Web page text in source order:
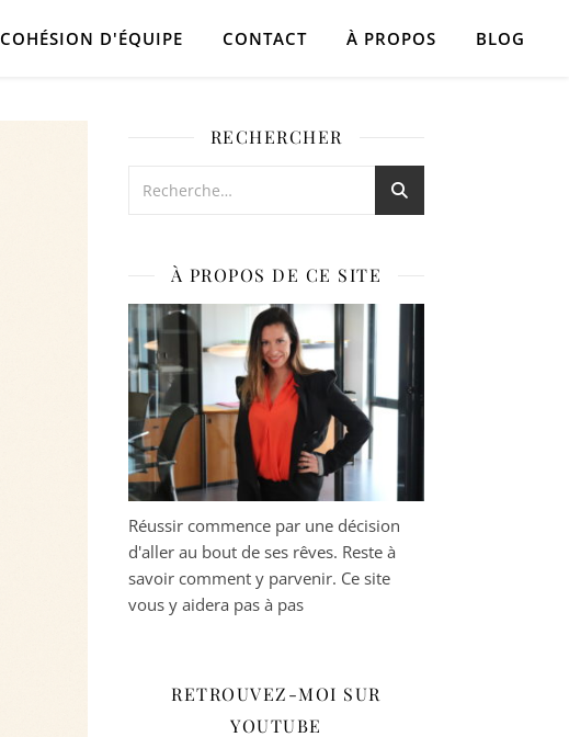
COHÉSION D'ÉQUIPE CONTACT À PROPOS BLOG
RECHERCHER
À PROPOS DE CE SITE
Réussir commence par une décision
d'aller au bout de ses rêves. Reste à
savoir comment y parvenir. Ce site
vous y aidera pas à pas
RETROUVEZ-MOI SUR
YOUTUBE